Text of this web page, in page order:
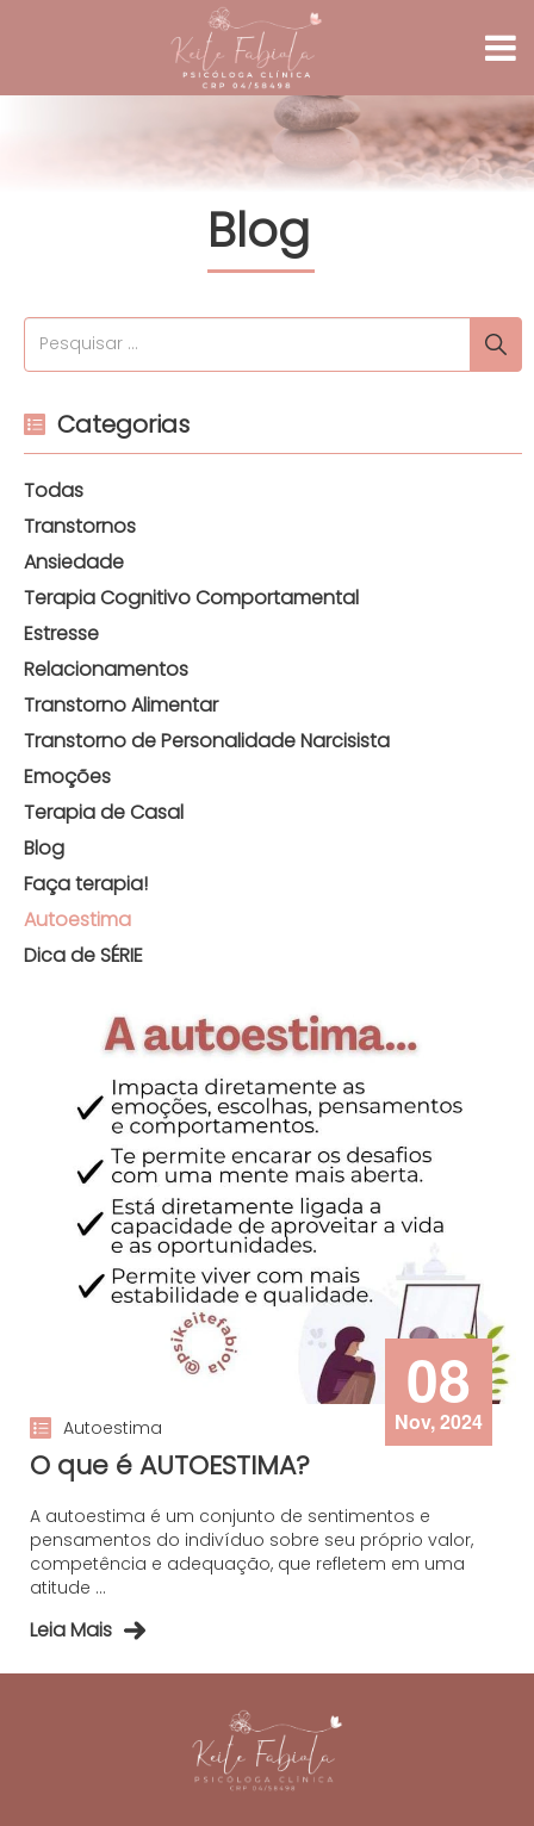
Blog
Categorias
Todas
Transtornos
Ansiedade
Terapia Cognitivo Comportamental
Estresse
Relacionamentos
Transtorno Alimentar
Transtorno de Personalidade Narcisista
Emoções
Terapia de Casal
Blog
Faça terapia!
Autoestima
Dica de SÉRIE
08
Nov, 2024
Autoestima
O que é AUTOESTIMA?
A autoestima é um conjunto de sentimentos e
pensamentos do indivíduo sobre seu próprio valor,
competência e adequação, que refletem em uma
atitude ...
Leia Mais